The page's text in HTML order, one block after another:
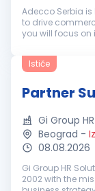
Adecco Serbia
to drive
you will focus on
helping organ...
Ističe
Partner
Gi Group
Beograd -
08.08.2026
Gi Group HR
2002 with the